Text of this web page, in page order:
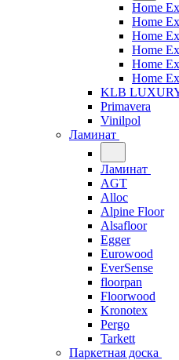
Home
Home
Home
Home
Home
Home
KLB
Primavera
Vinilpol
Ламинат
Ламинат
AGT
Alloc
Alpine Floor
Alsafloor
Egger
Eurowood
EverSense
floorpan
Floorwood
Kronotex
Pergo
Tarkett
Паркетная доска